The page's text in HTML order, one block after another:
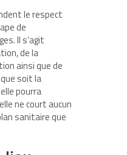
le respect
de
Il s’agit
de la
ainsi que de
soit la
pourra
ne court aucun
sanitaire que